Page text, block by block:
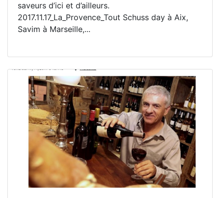
saveurs d’ici et d’ailleurs.
2017.11.17_La_Provence_Tout Schuss day à Aix,
Savim à Marseille,...